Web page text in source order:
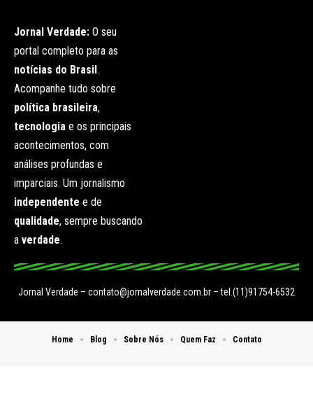
Jornal Verdade: O seu
portal completo para as
notícias do Brasil .
Acompanhe tudo sobre
política brasileira,
tecnologia e os principais
acontecimentos, com
análises profundas e
imparciais. Um jornalismo
independente e de
qualidade, sempre buscando
a verdade.
Jornal Verdade – contato@jornalverdade.com.br – tel.(11)91754-6532
Home Blog Sobre Nós Quem Faz Contato